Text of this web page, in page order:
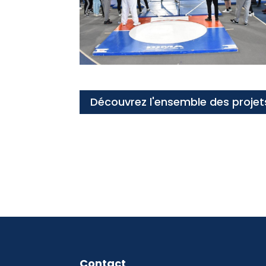
Découvrez l'ensemble des